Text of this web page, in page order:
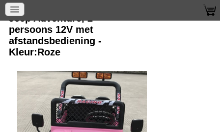
Jeep Adventure, 2
persoons 12V met
afstandsbediening -
Kleur:Roze